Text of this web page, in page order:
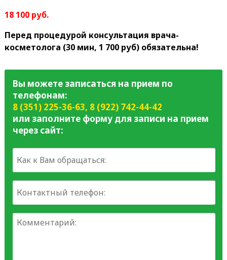
18 100 руб.
Перед процедурой консультация врача-
косметолога (30 мин, 1 700 руб) обязательна!
Вы можете записаться на прием по
телефонам:
8 (351) 225-36-63, 8 (922) 742-44-42
или заполните форму для записи на прием
через сайт: